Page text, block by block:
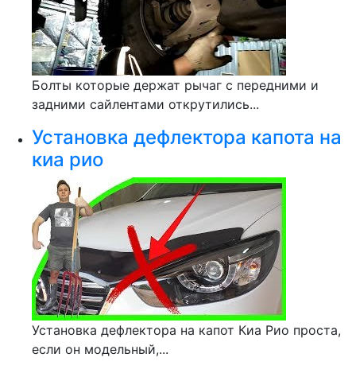
Болты которые держат рычаг с передними и
задними сайлентами открутились...
Установка дефлектора капота на
киа рио
Установка дефлектора на капот Киа Рио проста,
если он модельный,...